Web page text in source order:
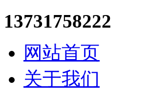
13731758222
网站首页
关于我们